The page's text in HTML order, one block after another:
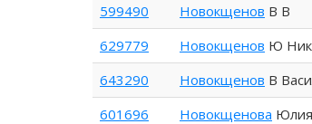
599490 Новокщенов В В
629779 Новокщенов Ю
643290 Новокщенов В
601696 Новокщенова